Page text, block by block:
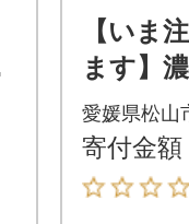
【いま
ます】
蜜みか
県産
愛媛県松山
寄付金額